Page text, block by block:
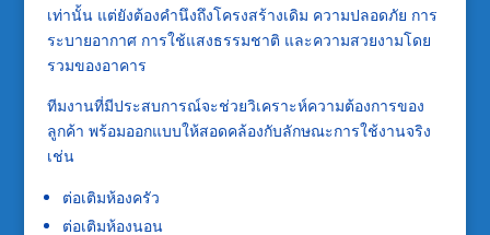
เท่านั้น แต่ยังต้องคำนึงถึงโครงสร้างเดิม ความปลอดภัย การ
ระบายอากาศ การใช้แสงธรรมชาติ และความสวยงามโดย
รวมของอาคาร
ทีมงานที่มีประสบการณ์จะช่วยวิเคราะห์ความต้องการของ
ลูกค้า พร้อมออกแบบให้สอดคล้องกับลักษณะการใช้งานจริง
เช่น
ต่อเติมห้องครัว
ต่อเติมห้องนอน